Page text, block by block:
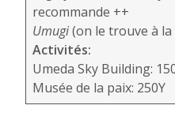
recommande ++
Umugi(on le trouve à la
Activités:
Umeda Sky Building:
Musée de la paix: 250Y